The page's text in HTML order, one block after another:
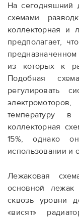
На сегодняшний
схемами
коллекторная и
предполагает,
из которых к
Подобная
регулировать
температуру
коллекторная
15%, однако
использовании и
Лежаковая
основной
сквозь уровни
«висят»